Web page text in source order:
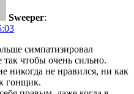
Sweeper:
симпатизировал
чтобы очень сильно.
никогда не нравился, ни как
гонщик.